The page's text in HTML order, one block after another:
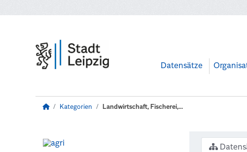
Datensätze
Kategorien Landwirtschaft, Fischerei,...